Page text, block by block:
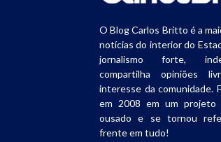
O Blog Carlos Britto é a
notícias do interior do
jornalismo forte,
compartilha opiniões
interesse da comunidade.
em 2008 em um projeto
ousado e se tornou
frente em tudo!